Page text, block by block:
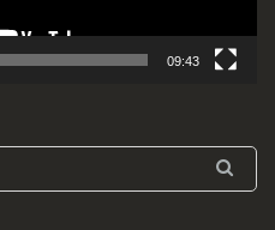
09:43